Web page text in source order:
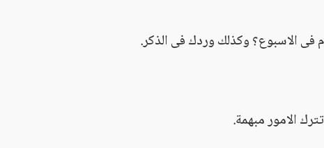
الاسبوع؟ وكذلك وردك فى الذكر.
الامور مبهمة.